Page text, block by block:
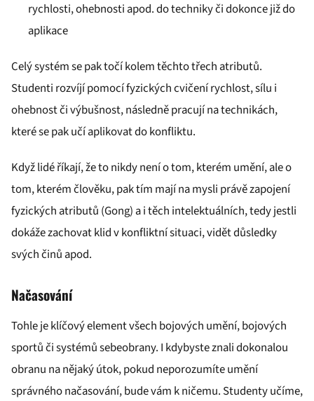
rychlosti, ohebnosti apod. do techniky či dokonce již do
aplikace
Celý systém se pak točí kolem těchto třech atributů.
Studenti rozvíjí pomocí fyzických cvičení rychlost, sílu i
ohebnost či výbušnost, následně pracují na technikách,
které se pak učí aplikovat do konfliktu.
Když lidé říkají, že to nikdy není o tom, kterém umění, ale o
tom, kterém člověku, pak tím mají na mysli právě zapojení
fyzických atributů (Gong) a i těch intelektuálních, tedy jestli
dokáže zachovat klid v konfliktní situaci, vidět důsledky
svých činů apod.
Načasování
Tohle je klíčový element všech bojových umění, bojových
sportů či systémů sebeobrany. I kdybyste znali dokonalou
obranu na nějaký útok, pokud neporozumíte umění
správného načasování, bude vám k ničemu. Studenty učíme,